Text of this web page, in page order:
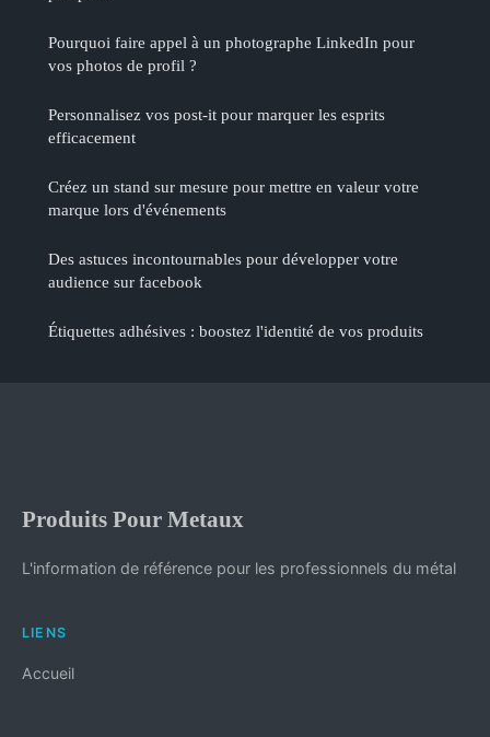
Pourquoi faire appel à un photographe LinkedIn pour
vos photos de profil ?
Personnalisez vos post-it pour marquer les esprits
efficacement
Créez un stand sur mesure pour mettre en valeur votre
marque lors d'événements
Des astuces incontournables pour développer votre
audience sur facebook
Étiquettes adhésives : boostez l'identité de vos produits
Produits Pour Metaux
L'information de référence pour les professionnels du métal
LIENS
Accueil